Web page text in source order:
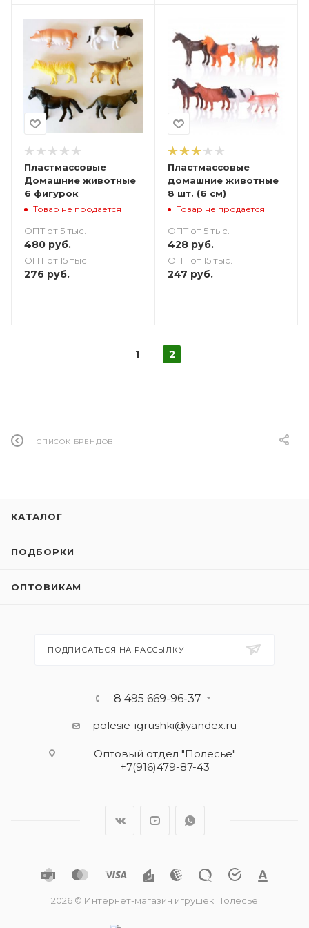
Пластмассовые
Домашние животные
6 фигурок
Товар не продается
ОПТ от 5 тыс.
480 руб.
ОПТ от 15 тыс.
276 руб.
Пластмассовые
домашние животные
8 шт. (6 см)
Товар не продается
ОПТ от 5 тыс.
428руб.
ОПТ от 15 тыс.
247 руб.
1 2
СПИСОК БРЕНДОВ
КАТАЛОГ
ПОДБОРКИ
ОПТОВИКАМ
ПОДПИСАТЬСЯ НА РАССЫЛКУ
8 495 669-96-37
polesie-igrushki@yandex.ru
Оптовый отдел "Полесье"
+7(916)479-87-43
2026 © Интернет-магазин игрушек Полесье